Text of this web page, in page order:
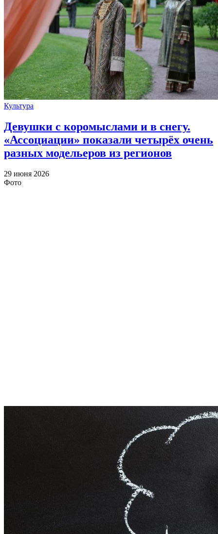
Культура
Девушки с коромыслами и в снегу.
«Ассоциации» показали четырёх очень
разных модельеров из регионов
29 июня 2026
Фото